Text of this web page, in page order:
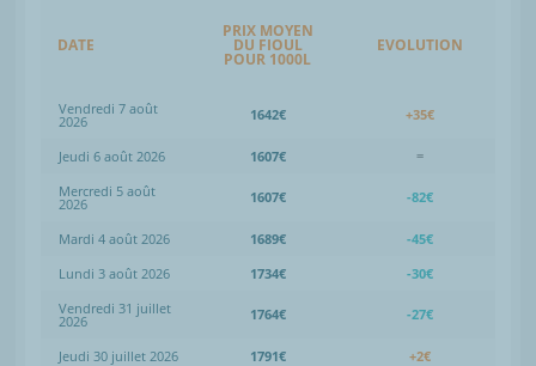
DATE
PRIX MOYEN
DU FIOUL
POUR 1000L
EVOLUTION
Vendredi 7 août
2026 1642€ +35€
Jeudi 6 août 2026 1607€
=
Mercredi 5 août
2026 1607€ -82€
Mardi 4 août 2026 1689€
-45€
Lundi 3 août 2026
1734€
-30€
Vendredi 31 juillet
2026 1764€ -27€
Jeudi 30 juillet 2026 1791€ +2€